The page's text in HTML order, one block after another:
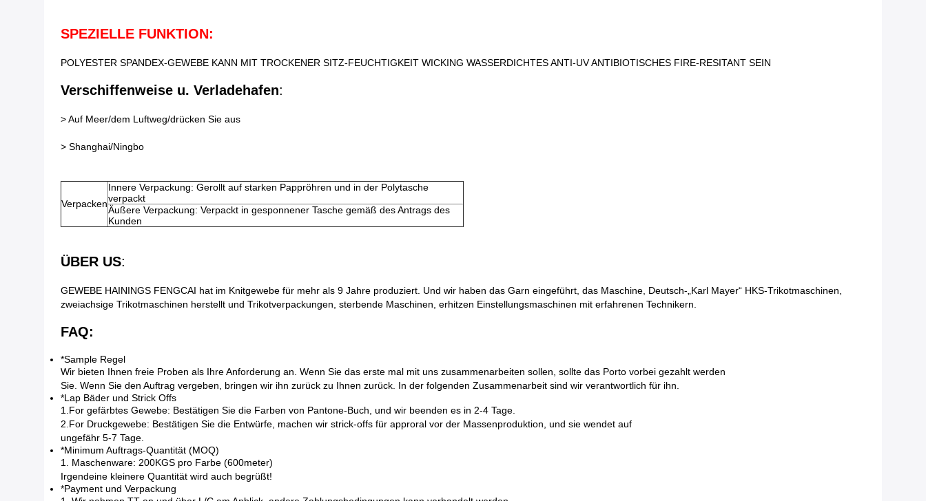
SPEZIELLE FUNKTION:
POLYESTER SPANDEX-GEWEBE KANN MIT TROCKENER SITZ-FEUCHTIGKEIT WICKING WASSERDICHTES ANTI-UV ANTIBIOTISCHES FIRE-RESITANT SEIN
Verschiffenweise u. Verladehafen:
> Auf Meer/dem Luftweg/drücken Sie aus
> Shanghai/Ningbo
Verpacken
Innere Verpackung: Gerollt auf starken Pappröhren und in der Polytasche
verpackt
Äußere Verpackung: Verpackt in gesponnener Tasche gemäß des Antrags des
Kunden
ÜBER US:
GEWEBE HAININGS FENGCAI hat im Knitgewebe für mehr als 9 Jahre produziert. Und wir haben das Garn eingeführt, das Maschine, Deutsch-„Karl Mayer“ HKS-Trikotmaschinen,
zweiachsige Trikotmaschinen herstellt und Trikotverpackungen, sterbende Maschinen, erhitzen Einstellungsmaschinen mit erfahrenen Technikern.
FAQ:
*Sample Regel
Wir bieten Ihnen freie Proben als Ihre Anforderung an. Wenn Sie das erste mal mit uns zusammenarbeiten sollen, sollte das Porto vorbei gezahlt werden
Sie. Wenn Sie den Auftrag vergeben, bringen wir ihn zurück zu Ihnen zurück. In der folgenden Zusammenarbeit sind wir verantwortlich für ihn.
*Lap Bäder und Strick Offs
1.For gefärbtes Gewebe: Bestätigen Sie die Farben von Pantone-Buch, und wir beenden es in 2-4 Tage.
2.For Druckgewebe: Bestätigen Sie die Entwürfe, machen wir strick-offs für approral vor der Massenproduktion, und sie wendet auf
ungefähr 5-7 Tage.
*Minimum Auftrags-Quantität (MOQ)
1. Maschenware: 200KGS pro Farbe (600meter)
Irgendeine kleinere Quantität wird auch begrüßt!
*Payment und Verpackung